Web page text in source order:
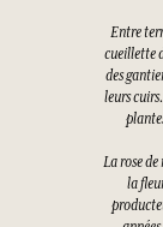
Entre
cueillette
des
leurs
La rose
la